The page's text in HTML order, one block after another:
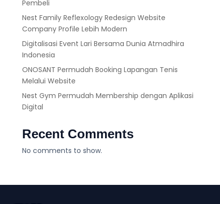
Pembeli
Nest Family Reflexology Redesign Website
Company Profile Lebih Modern
Digitalisasi Event Lari Bersama Dunia Atmadhira
Indonesia
ONOSANT Permudah Booking Lapangan Tenis
Melalui Website
Nest Gym Permudah Membership dengan Aplikasi
Digital
Recent Comments
No comments to show.